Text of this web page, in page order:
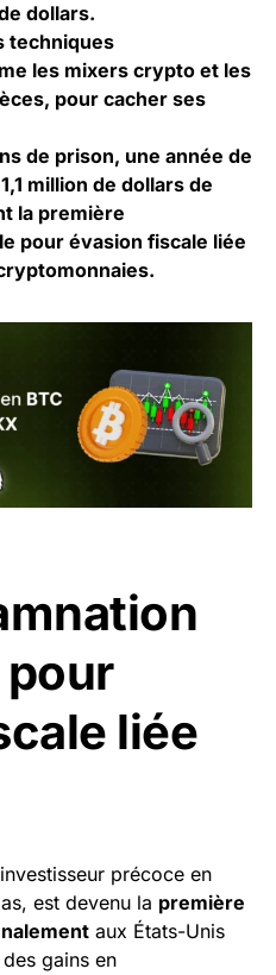
dollars.
techniques
les mixers crypto et les
pour cacher ses
de prison, une année de
million de dollars de
la première
pour évasion fiscale liée
liée
précoce en
est devenu la première
aux États-Unis
gains en